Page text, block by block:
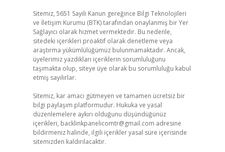
Sitemiz, 5651 Sayılı Kanun gereğince Bilgi Teknolojileri
ve İletişim Kurumu (BTK) tarafından onaylanmış bir Yer
Sağlayıcı olarak hizmet vermektedir. Bu nedenle,
sitedeki içerikleri proaktif olarak denetleme veya
araştırma yükümlülüğümüz bulunmamaktadır. Ancak,
üyelerimiz yazdıkları içeriklerin sorumluluğunu
taşımakta olup, siteye üye olarak bu sorumluluğu kabul
etmiş sayılırlar.
Sitemiz, kar amacı gütmeyen ve tamamen ücretsiz bir
bilgi paylaşım platformudur. Hukuka ve yasal
düzenlemelere aykırı olduğunu düşündüğünüz
içerikleri, backlinkpanelicomtr@gmail.com adresine
bildirmeniz halinde, ilgili içerikler yasal süre içerisinde
sitemizden kaldırılacaktır.